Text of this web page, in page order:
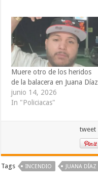
Muere otro de los heridos
de la balacera en Juana Díaz
junio 14, 2026
In "Policiacas"
tweet
Tags INCENDIO JUANA DÍAZ